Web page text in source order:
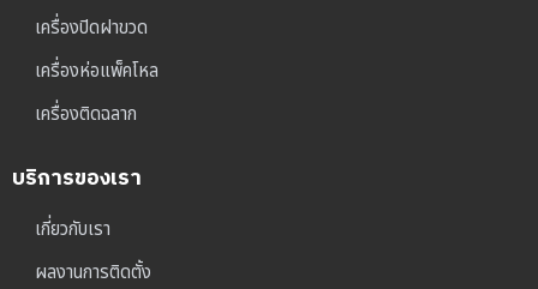
เครื่องปิดฝาขวด
เครื่องห่อแพ็คโหล
เครื่องติดฉลาก
บริการของเรา
เกี่ยวกับเรา
ผลงานการติดตั้ง